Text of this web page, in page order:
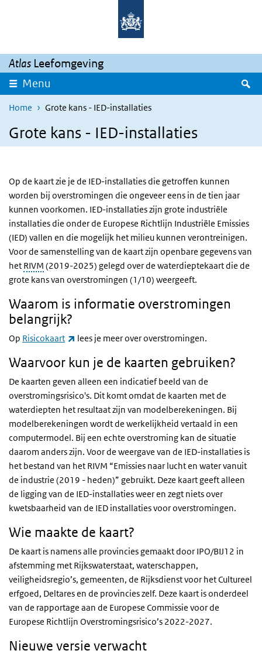
Overslaan en naar de inhoud gaan
Atlas Leefomgeving
Menu
Home Grote kans - IED-installaties
Grote kans - IED-installaties
Op de kaart zie je de IED-installaties die getroffen kunnen
worden bij overstromingen die ongeveer eens in de tien jaar
kunnen voorkomen. IED-installaties zijn grote industriële
installaties die onder de Europese Richtlijn Industriële Emissies
(IED) vallen en die mogelijk het milieu kunnen verontreinigen.
Voor de samenstelling van de kaart zijn openbare gegevens van
het RIVM (2019-2025) gelegd over de waterdieptekaart die de
grote kans van overstromingen (1/10) weergeeft.
Waarom is informatie overstromingen
belangrijk?
Op Risicokaart (externe link)
lees je meer over overstromingen.
Waarvoor kun je de kaarten gebruiken?
De kaarten geven alleen een indicatief beeld van de
overstromingsrisico's. Dit komt omdat de kaarten met de
waterdiepten het resultaat zijn van modelberekeningen. Bij
modelberekeningen wordt de werkelijkheid vertaald in een
computermodel. Bij een echte overstroming kan de situatie
daarom anders zijn. Voor de weergave van de IED-installaties is
het bestand van het RIVM “Emissies naar lucht en water vanuit
de industrie (2019 - heden)” gebruikt. Deze kaart geeft alleen
de ligging van de IED-installaties weer en zegt niets over
kwetsbaarheid van de IED installaties voor overstromingen.
Wie maakte de kaart?
De kaart is namens alle provincies gemaakt door IPO/BIJ12 in
afstemming met Rijkswaterstaat, waterschappen,
veiligheidsregio’s, gemeenten, de Rijksdienst voor het Cultureel
erfgoed, Deltares en de provincies zelf. Deze kaart is onderdeel
van de rapportage aan de Europese Commissie voor de
Europese Richtlijn Overstromingsrisico’s 2022-2027.
Nieuwe versie verwacht